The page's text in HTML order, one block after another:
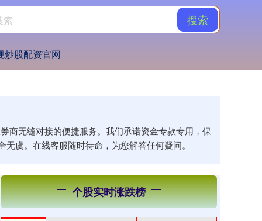
搜索
炒股配资官网
商无缝对接的便捷服务。我们承诺资金专款专用，保
虞。在线客服随时待命，为您解答任何疑问。
个股实时涨跌榜